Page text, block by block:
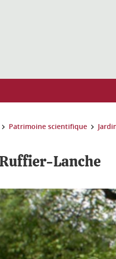
Patrimoine scientifique
Lanche